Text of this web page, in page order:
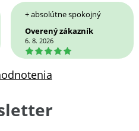
+ absolútne spokojný
Overený zákazník
6. 8. 2026
5